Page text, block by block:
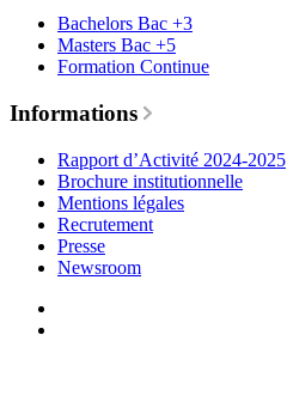
Bachelors Bac +3
Masters Bac +5
Formation Continue
Informations
Rapport d’Activité 2024-2025
Brochure institutionnelle
Mentions légales
Recrutement
Presse
Newsroom